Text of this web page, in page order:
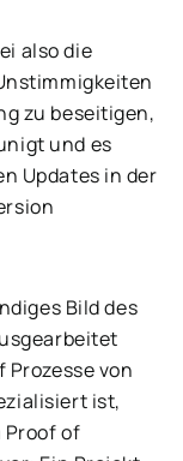
also die
zu beseitigen,
und es
Updates in der
Bild des
von
ist,
Proof of